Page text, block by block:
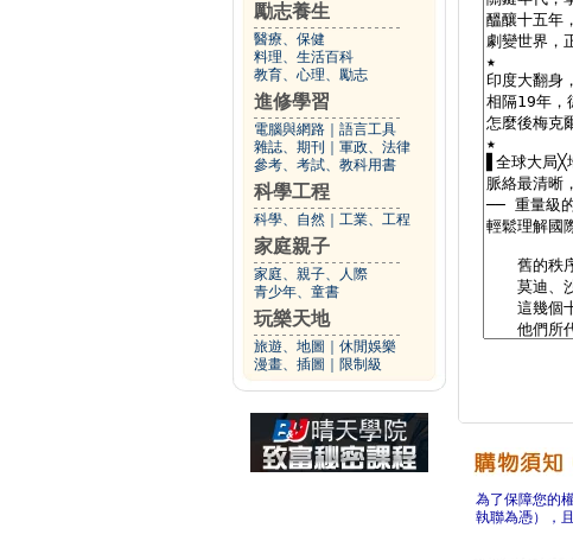
勵志養生
醫療、保健
料理、生活百科
教育、心理、勵志
進修學習
電腦與網路
語言工具
雜誌、期刊
軍政、法律
參考、考試、教科用書
科學工程
科學、自然 工業、工程
家庭親子
家庭、親子、人際
青少年、童書
玩樂天地
旅遊、地圖
休閒娛樂
漫畫、插圖
限制級
為了保障您的
執聯為憑），